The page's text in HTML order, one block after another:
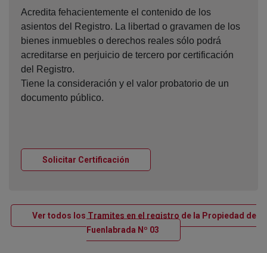
Acredita fehacientemente el contenido de los
asientos del Registro. La libertad o gravamen de los
bienes inmuebles o derechos reales sólo podrá
acreditarse en perjuicio de tercero por certificación
del Registro.
Tiene la consideración y el valor probatorio de un
documento público.
Solicitar Certificación
Ver todos los Tramites en el registro de la Propiedad de
Fuenlabrada Nº 03 Ventana nueva